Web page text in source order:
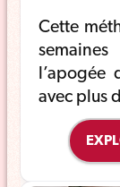
Cette
avec plus